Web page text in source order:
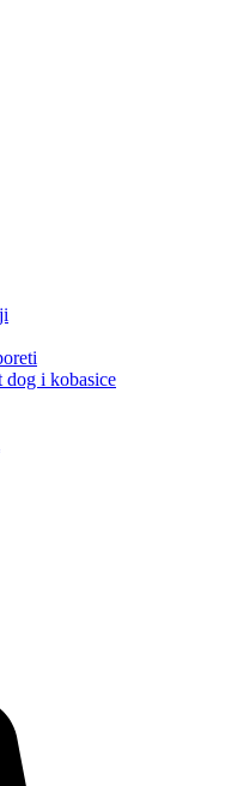
dog i kobasice